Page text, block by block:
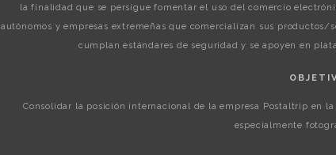
la finalidad que se persigue fomentar el uso del comercio
autónomos y empresas extremeñas que comercializan sus
cumplan estándares de seguridad y se apoyen en
Consolidar la posición internacional de la empresa Postaltrip en
especialmente